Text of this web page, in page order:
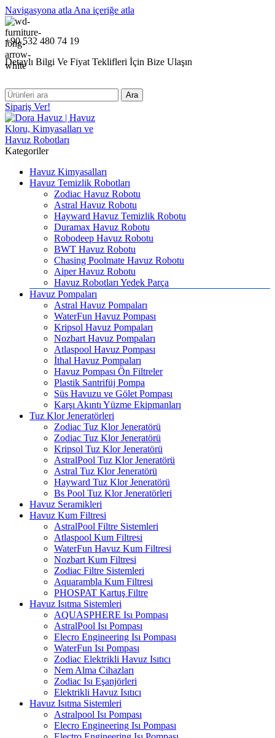
Navigasyona atla Ana içeriğe atla
+90 532 480 74 19
Detaylı Bilgi Ve Fiyat Teklifleri İçin Bize Ulaşın
Ara
Sipariş Ver!
Kategoriler
Havuz Kimyasalları
Havuz Temizlik Robotları
Zodiac Havuz Robotu
Astral Havuz Robotu
Hayward Havuz Temizlik Robotu
Duramax Havuz Robotu
Robodeep Havuz Robotu
BWT Havuz Robotu
Chasing Poolmate Havuz Robotu
Aiper Havuz Robotu
Havuz Robotları Yedek Parça
Havuz Pompaları
Astral Havuz Pompaları
WaterFun Havuz Pompası
Kripsol Havuz Pompaları
Nozbart Havuz Pompaları
Atlaspool Havuz Pompası
İthal Havuz Pompaları
Havuz Pompası Ön Filtreler
Plastik Santrifüj Pompa
Süs Havuzu ve Gölet Pompası
Karşı Akıntı Yüzme Ekipmanları
Tuz Klor Jeneratörleri
Zodiac Tuz Klor Jeneratörü
Zodiac Tuz Klor Jeneratörü
Kripsol Tuz Klor Jeneratörü
AstralPool Tuz Klor Jeneratörü
Astral Tuz Klor Jeneratörü
Hayward Tuz Klor Jeneratörü
Bs Pool Tuz Klor Jeneratörleri
Havuz Seramikleri
Havuz Kum Filtresi
AstralPool Filtre Sistemleri
Atlaspool Kum Filtresi
WaterFun Havuz Kum Filtresi
Nozbart Kum Filtresi
Zodiac Filtre Sistemleri
Aquarambla Kum Filtresi
PHOSPAT Kartuş Filtre
Havuz Isıtma Sistemleri
AQUASPHERE Isı Pompası
AstralPool Isı Pompası
Elecro Engineering Isı Pompası
WaterFun Isı Pompası
Zodiac Elektrikli Havuz Isıtıcı
Nem Alma Cihazları
Zodiac Isı Eşanjörleri
Elektrikli Havuz Isıtıcı
Havuz Isıtma Sistemleri
Astralpool Isı Pompası
Elecro Engineering Isı Pompası